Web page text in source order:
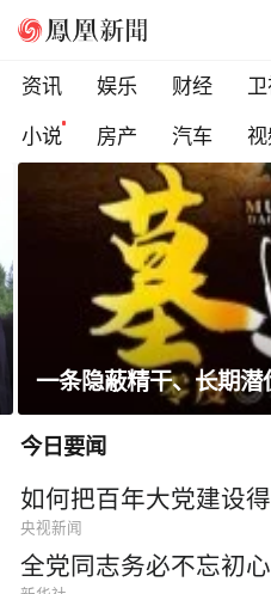
资讯 娱乐 财经
小说
房产 汽车
省长走进沿街店铺、网
今日要闻
如何把百年大党建设
央视新闻
全党同志务必不忘初